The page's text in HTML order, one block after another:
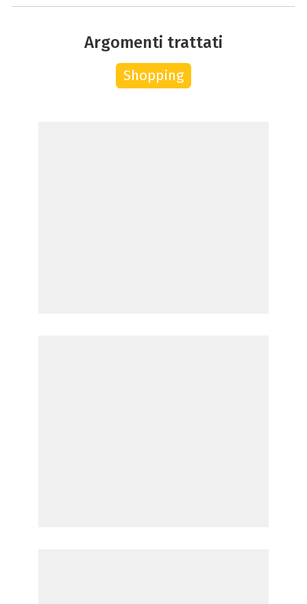
Argomenti trattati
Shopping